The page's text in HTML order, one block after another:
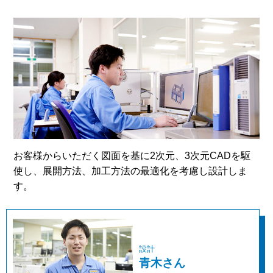
お客様からいただく図面を基に2次元、3次元CADを駆
使し、展開方法、加工方法の最適化を考慮し設計しま
す。
設計
青木さん